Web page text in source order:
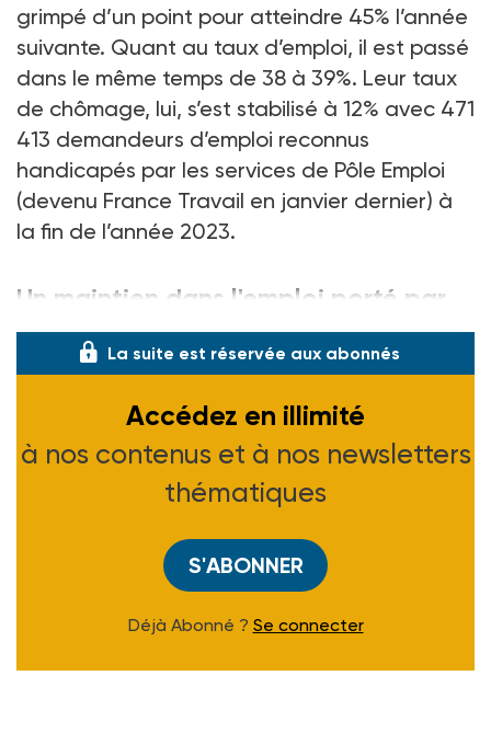
grimpé d’un point pour atteindre 45% l’année
suivante. Quant au taux d’emploi, il est passé
dans le même temps de 38 à 39%. Leur taux
de chômage, lui, s’est stabilisé à 12% avec 471
413 demandeurs d’emploi reconnus
handicapés par les services de Pôle Emploi
(devenu France Travail en janvier dernier) à
la fin de l’année 2023.
Un maintien dans l'emploi porté par
La suite est réservée aux abonnés
Accédez en illimité
à nos contenus et à nos newsletters
thématiques
S'ABONNER
Déjà Abonné ? Se connecter